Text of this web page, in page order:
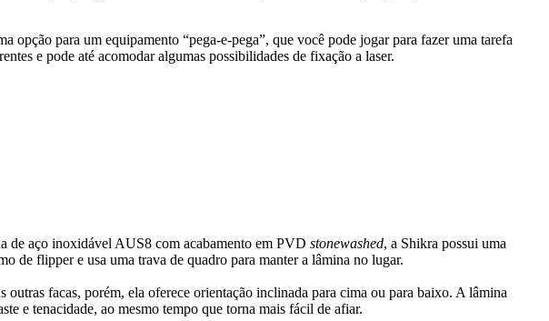
para um equipamento “pega-e-pega”, que você pode jogar para fazer uma tarefa
e pode até acomodar algumas possibilidades de fixação a laser.
de aço inoxidável AUS8 com acabamento em PVD stonewashed, a Shikra possui uma
de flipper e usa uma trava de quadro para manter a lâmina no lugar.
facas, porém, ela oferece orientação inclinada para cima ou para baixo. A lâmina
e tenacidade, ao mesmo tempo que torna mais fácil de afiar.